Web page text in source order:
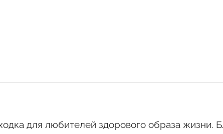
для любителей здорового образа жизни.